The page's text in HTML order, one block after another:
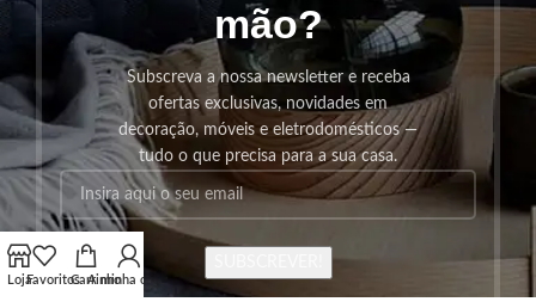
mão?
Subscreva a nossa newsletter e receba
ofertas exclusivas, novidades em
decoração, móveis e eletrodomésticos —
tudo o que precisa para a sua casa.
LojaFavoritosCarrinho
A minha conta